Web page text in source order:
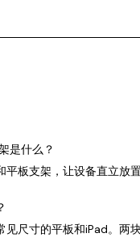
是什么？
平板支架，让设备直立放
见尺寸的平板和iPad。两